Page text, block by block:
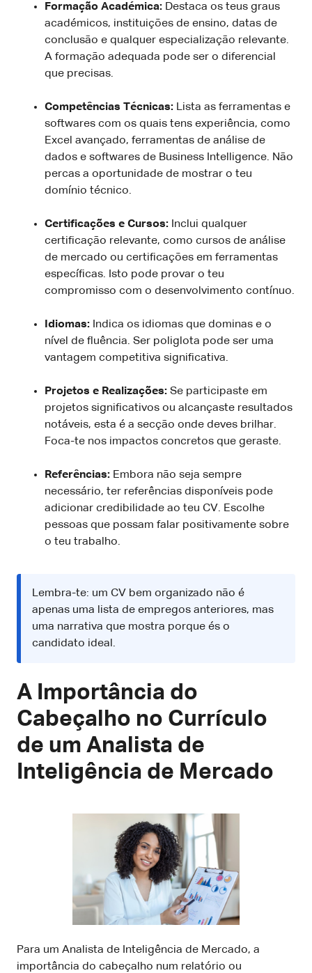
Formação Académica: Destaca os teus graus
académicos, instituições de ensino, datas de
conclusão e qualquer especialização relevante.
A formação adequada pode ser o diferencial
que precisas.
Competências Técnicas: Lista as ferramentas e
softwares com os quais tens experiência, como
Excel avançado, ferramentas de análise de
dados e softwares de Business Intelligence. Não
percas a oportunidade de mostrar o teu
domínio técnico.
Certificações e Cursos: Inclui qualquer
certificação relevante, como cursos de análise
de mercado ou certificações em ferramentas
específicas. Isto pode provar o teu
compromisso com o desenvolvimento contínuo.
Idiomas: Indica os idiomas que dominas e o
nível de fluência. Ser poliglota pode ser uma
vantagem competitiva significativa.
Projetos e Realizações: Se participaste em
projetos significativos ou alcançaste resultados
notáveis, esta é a secção onde deves brilhar.
Foca-te nos impactos concretos que geraste.
Referências: Embora não seja sempre
necessário, ter referências disponíveis pode
adicionar credibilidade ao teu CV. Escolhe
pessoas que possam falar positivamente sobre
o teu trabalho.
Lembra-te: um CV bem organizado não é
apenas uma lista de empregos anteriores, mas
uma narrativa que mostra porque és o
candidato ideal.
A Importância do
Cabeçalho no Currículo
de um Analista de
Inteligência de Mercado
Para um Analista de Inteligência de Mercado, a
importância do cabeçalho num relatório ou